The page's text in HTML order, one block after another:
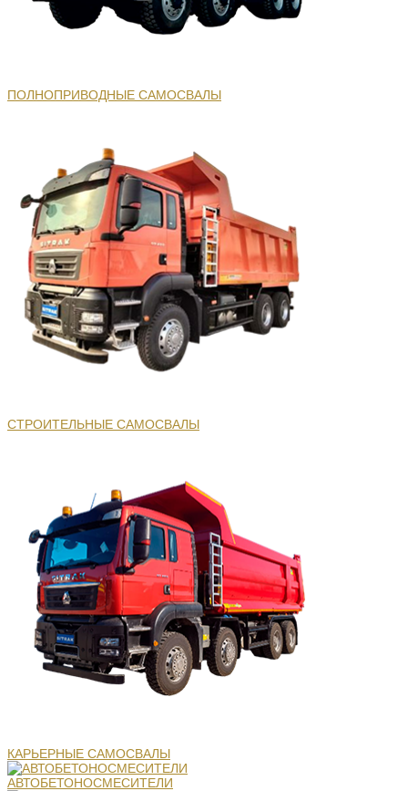
ПОЛНОПРИВОДНЫЕ САМОСВАЛЫ
СТРОИТЕЛЬНЫЕ САМОСВАЛЫ
КАРЬЕРНЫЕ САМОСВАЛЫ
АВТОБЕТОНОСМЕСИТЕЛИ